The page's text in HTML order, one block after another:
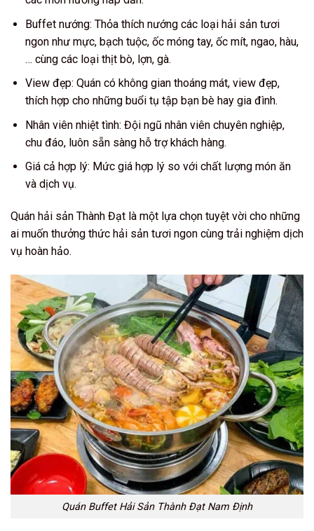
Buffet nướng: Thỏa thích nướng các loại hải sản tươi
ngon như mực, bạch tuộc, ốc móng tay, ốc mít, ngao, hàu,
… cùng các loại thịt bò, lợn, gà.
View đẹp: Quán có không gian thoáng mát, view đẹp,
thích hợp cho những buổi tụ tập bạn bè hay gia đình.
Nhân viên nhiệt tình: Đội ngũ nhân viên chuyên nghiệp,
chu đáo, luôn sẵn sàng hỗ trợ khách hàng.
Giá cả hợp lý: Mức giá hợp lý so với chất lượng món ăn
và dịch vụ.
Quán hải sản Thành Đạt là một lựa chọn tuyệt vời cho những
ai muốn thưởng thức hải sản tươi ngon cùng trải nghiệm dịch
vụ hoàn hảo.
Quán Buffet Hải Sản Thành Đạt Nam Định